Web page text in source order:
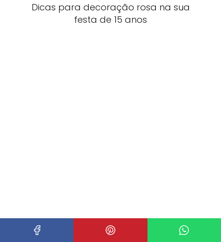
Dicas para decoração rosa na sua
festa de 15 anos